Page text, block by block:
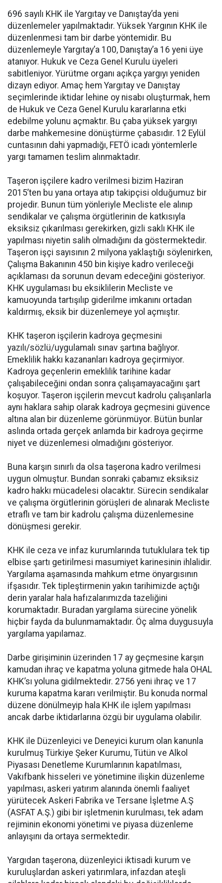
696 sayılı KHK ile Yargıtay ve Danıştay’da yeni
düzenlemeler yapılmaktadır. Yüksek Yargının KHK ile
düzenlenmesi tam bir darbe yöntemidir. Bu
düzenlemeyle Yargıtay’a 100, Danıştay’a 16 yeni üye
atanıyor. Hukuk ve Ceza Genel Kurulu üyeleri
sabitleniyor. Yürütme organı açıkça yargıyı yeniden
dizayn ediyor. Amaç hem Yargıtay ve Danıştay
seçimlerinde iktidar lehine oy nisabı oluşturmak, hem
de Hukuk ve Ceza Genel Kurulu kararlarına etki
edebilme yolunu açmaktır. Bu çaba yüksek yargıyı
darbe mahkemesine dönüştürme çabasıdır. 12 Eylül
cuntasının dahi yapmadığı, FETÖ icadı yöntemlerle
yargı tamamen teslim alınmaktadır.
Taşeron işçilere kadro verilmesi bizim Haziran
2015’ten bu yana ortaya atıp takipçisi olduğumuz bir
projedir. Bunun tüm yönleriyle Mecliste ele alınıp
sendikalar ve çalışma örgütlerinin de katkısıyla
eksiksiz çıkarılması gerekirken, gizli saklı KHK ile
yapılması niyetin salih olmadığını da göstermektedir.
Taşeron işçi sayısının 2 milyona yaklaştığı söylenirken,
Çalışma Bakanının 450 bin kişiye kadro verileceği
açıklaması da sorunun devam edeceğini gösteriyor.
KHK uygulaması bu eksiklilerin Mecliste ve
kamuoyunda tartışılıp giderilme imkanını ortadan
kaldırmış, eksik bir düzenlemeye yol açmıştır.
KHK taşeron işçilerin kadroya geçmesini
yazılı/sözlü/uygulamalı sınav şartına bağlıyor.
Emeklilik hakkı kazananları kadroya geçirmiyor.
Kadroya geçenlerin emeklilik tarihine kadar
çalışabileceğini ondan sonra çalışamayacağını şart
koşuyor. Taşeron işçilerin mevcut kadrolu çalışanlarla
aynı haklara sahip olarak kadroya geçmesini güvence
altına alan bir düzenleme görünmüyor. Bütün bunlar
aslında ortada gerçek anlamda bir kadroya geçirme
niyet ve düzenlemesi olmadığını gösteriyor.
Buna karşın sınırlı da olsa taşerona kadro verilmesi
uygun olmuştur. Bundan sonraki çabamız eksiksiz
kadro hakkı mücadelesi olacaktır. Sürecin sendikalar
ve çalışma örgütlerinin görüşleri de alınarak Mecliste
etraflı ve tam bir kadrolu çalışma düzenlemesine
dönüşmesi gerekir.
KHK ile ceza ve infaz kurumlarında tutuklulara tek tip
elbise şartı getirilmesi masumiyet karinesinin ihlalidir.
Yargılama aşamasında mahkum etme önyargısının
ifşasıdır. Tek tipleştirmenin yakın tarihimizde açtığı
derin yaralar hala hafızalarımızda tazeliğini
korumaktadır. Buradan yargılama sürecine yönelik
hiçbir fayda da bulunmamaktadır. Öç alma duygusuyla
yargılama yapılamaz.
Darbe girişiminin üzerinden 17 ay geçmesine karşın
kamudan ihraç ve kapatma yoluna gitmede hala OHAL
KHK’sı yoluna gidilmektedir. 2756 yeni ihraç ve 17
kuruma kapatma kararı verilmiştir. Bu konuda normal
düzene dönülmeyip hala KHK ile işlem yapılması
ancak darbe iktidarlarına özgü bir uygulama olabilir.
KHK ile Düzenleyici ve Deneyici kurum olan kanunla
kurulmuş Türkiye Şeker Kurumu, Tütün ve Alkol
Piyasası Denetleme Kurumlarının kapatılması,
Vakıfbank hisseleri ve yönetimine ilişkin düzenleme
yapılması, askeri yatırım alanında önemli faaliyet
yürütecek Askeri Fabrika ve Tersane İşletme A.Ş
(ASFAT A.Ş.) gibi bir işletmenin kurulması, tek adam
rejiminin ekonomi yönetimi ve piyasa düzenleme
anlayışını da ortaya sermektedir.
Yargıdan taşerona, düzenleyici iktisadi kurum ve
kuruluşlardan askeri yatırımlara, infazdan ateşli